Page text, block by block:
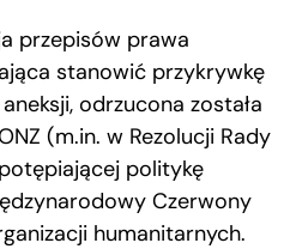
przepisów prawa
stanowić przykrywkę
odrzucona została
(m.in. w Rezolucji Rady
politykę
Czerwony
humanitarnych.